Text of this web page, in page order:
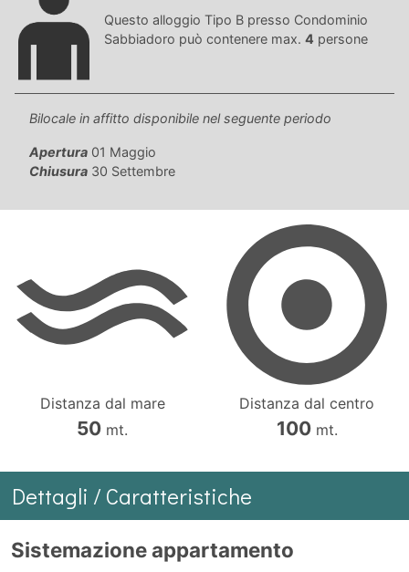
Questo alloggio Tipo B presso Condominio
Sabbiadoro può contenere max. 4 persone
Bilocale in affitto disponibile nel seguente periodo
Apertura 01 Maggio
Chiusura 30 Settembre
Distanza dal mare
50 mt.
Distanza dal centro
100mt.
Dettagli / Caratteristiche
Sistemazione appartamento